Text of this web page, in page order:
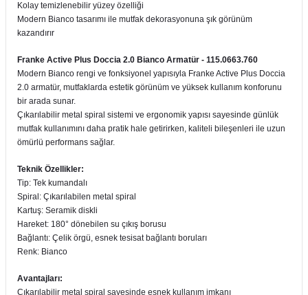
Kolay temizlenebilir yüzey özelliği
Modern Bianco tasarımı ile mutfak dekorasyonuna şık görünüm
kazandırır
Franke Active Plus Doccia 2.0 Bianco Armatür - 115.0663.760
Modern Bianco rengi ve fonksiyonel yapısıyla Franke Active Plus Doccia
2.0 armatür, mutfaklarda estetik görünüm ve yüksek kullanım konforunu
bir arada sunar.
Çıkarılabilir metal spiral sistemi ve ergonomik yapısı sayesinde günlük
mutfak kullanımını daha pratik hale getirirken, kaliteli bileşenleri ile uzun
ömürlü performans sağlar.
Teknik Özellikler:
Tip: Tek kumandalı
Spiral: Çıkarılabilen metal spiral
Kartuş: Seramik diskli
Hareket: 180° dönebilen su çıkış borusu
Bağlantı: Çelik örgü, esnek tesisat bağlantı boruları
Renk: Bianco
Avantajları:
Çıkarılabilir metal spiral sayesinde esnek kullanım imkanı